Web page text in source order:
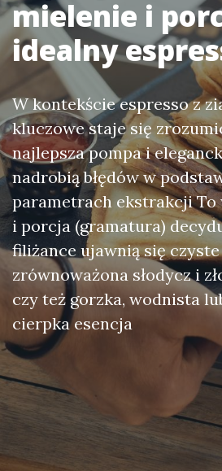
mielenie i
idealny
W kontekście espresso z
kluczowe staje się
najlepsza pompa i
nadrobią błędów w
parametrach ekstrakcji To
i porcja (gramatura)
filiżance ujawnią się
zrównoważona słodycz i
czy też gorzka, wodnista
cierpka esencja